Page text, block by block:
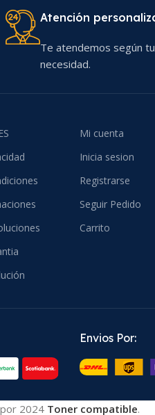
Atención
Te atendemos según tu
necesidad.
Mi cuenta
Inicia sesion
Registrarse
Seguir Pedido
Carrito
Envios Por:
por 2024 Toner compatible.